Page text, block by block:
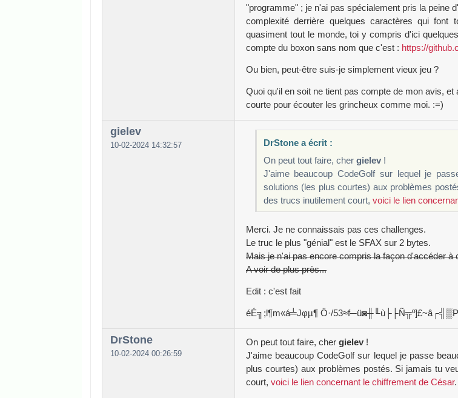
"programme" ; je n'ai pas spécialement pris la peine
complexité derrière quelques caractères qui
quasiment tout le monde, toi y compris d'ici
compte du boxon sans nom que c'est : https://
Ou bien, peut-être suis-je simplement vieux jeu ?
Quoi qu'il en soit ne tient pas compte de mon avis,
courte pour écouter les grincheux comme moi. :=)
gielev
10-02-2024 14:32:57
DrStone a écrit :
On peut tout faire, cher gielev!
J'aime beaucoup CodeGolf sur lequel je
solutions (les plus courtes) aux problèmes
des trucs inutilement court, voici le lien
Merci. Je ne connaissais pas ces challenges.
Le truc le plus "génial" est le SFAX sur 2 bytes.
Mais je n'ai pas encore compris la façon d'accéder à
A voir de plus près...
Edit : c'est fait
éÉ╗;l¶m«á╧Jφµ¶ Ö·/53≈f─ü◙╫╙ù├├Ñ╦º]£~â┌╣▒P
DrStone
10-02-2024 00:26:59
On peut tout faire, cher gielev !
J'aime beaucoup CodeGolf sur lequel je passe
plus courtes) aux problèmes postés. Si jamais tu
court, voici le lien concernant le chiffrement de César.